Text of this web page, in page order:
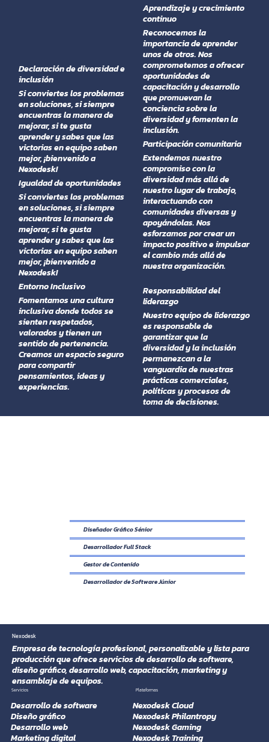
Declaración de diversidad e
inclusión
Si conviertes los problemas
en soluciones, si siempre
encuentras la manera de
mejorar, si te gusta
aprender y sabes que las
victorias en equipo saben
mejor, ¡bienvenido a
Nexodesk!
Igualdad de oportunidades
Si conviertes los problemas
en soluciones, si siempre
encuentras la manera de
mejorar, si te gusta
aprender y sabes que las
victorias en equipo saben
mejor, ¡bienvenido a
Nexodesk!
Entorno Inclusivo
Fomentamos una cultura
inclusiva donde todos se
sienten respetados,
valorados y tienen un
sentido de pertenencia.
Creamos un espacio seguro
para compartir
pensamientos, ideas y
experiencias.
Aprendizaje y crecimiento
continuo
Reconocemos la
importancia de aprender
unos de otros. Nos
comprometemos a ofrecer
oportunidades de
capacitación y desarrollo
que promuevan la
conciencia sobre la
diversidad y fomenten la
inclusión.
​Participación comunitaria
Extendemos nuestro
compromiso con la
diversidad más allá de
nuestro lugar de trabajo,
interactuando con
comunidades diversas y
apoyándolas. Nos
esforzamos por crear un
impacto positivo e impulsar
el cambio más allá de
nuestra organización.
Responsabilidad del
liderazgo
Nuestro equipo de liderazgo
es responsable de
garantizar que la
diversidad y la inclusión
permanezcan a la
vanguardia de nuestras
prácticas comerciales,
políticas y procesos de
toma de decisiones.
Diseñador Gráfico Sénior
Desarrollador Full Stack
Gestor de Contenido
Desarrollador de Software Júnior
Nexodesk
Empresa de tecnología profesional, personalizable y lista para
producción que ofrece servicios de desarrollo de software,
diseño gráfico, desarrollo web, capacitación, marketing y
ensamblaje de equipos.
Servicios
Desarrollo de software
Diseño gráfico
Desarrollo web
Marketing digital
Nexodesk Cloud
Nexodesk Philantropy
Nexodesk Gaming
Nexodesk Training
Plataformas